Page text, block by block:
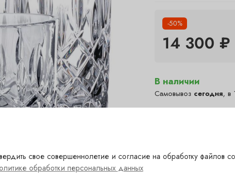
-50%
14 300 ₽
В наличии
Самовывоз сегодня, в
✓ Пречистенка — в
свое совершеннолетие и согласие на обработку файлов
обработки персональных данных